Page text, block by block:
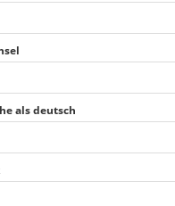
als deutsch